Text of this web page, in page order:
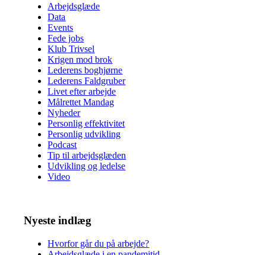
Arbejdsglæde
Data
Events
Fede jobs
Klub Trivsel
Krigen mod brok
Lederens boghjørne
Lederens Faldgruber
Livet efter arbejde
Målrettet Mandag
Nyheder
Personlig effektivitet
Personlig udvikling
Podcast
Tip til arbejdsglæden
Udvikling og ledelse
Video
Nyeste indlæg
Hvorfor går du på arbejde?